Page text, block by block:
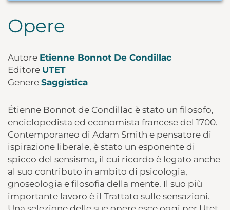
Opere
Autore Etienne Bonnot De Condillac
Editore UTET
Genere Saggistica
Étienne Bonnot de Condillac è stato un filosofo,
enciclopedista ed economista francese del 1700.
Contemporaneo di Adam Smith e pensatore di
ispirazione liberale, è stato un esponente di
spicco del sensismo, il cui ricordo è legato anche
al suo contributo in ambito di psicologia,
gnoseologia e filosofia della mente. Il suo più
importante lavoro è il Trattato sulle sensazioni.